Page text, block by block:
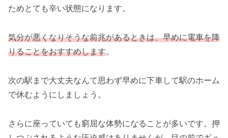
ためとても辛い状態になります。
気分が悪くなりそうな前兆があるときは、早めに電車を降
りることをおすすめします。
次の駅まで大丈夫なんて思わず早めに下車して駅のホーム
で休むようにしましょう。
さらに座っていても窮屈な体勢になることが多いです。押